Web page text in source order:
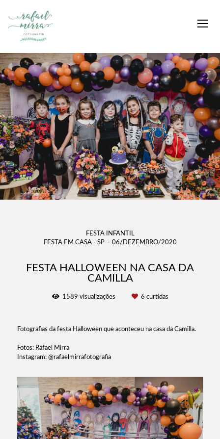
FESTA INFANTIL
FESTA EM CASA - SP
06/DEZEMBRO/2020
FESTA HALLOWEEN NA CASA DA
CAMILLA
1589 visualizações 6 curtidas
Fotografias da festa Halloween que aconteceu na casa da Camilla.
Fotos: Rafael Mirra
Instagram: @rafaelmirrafotografia